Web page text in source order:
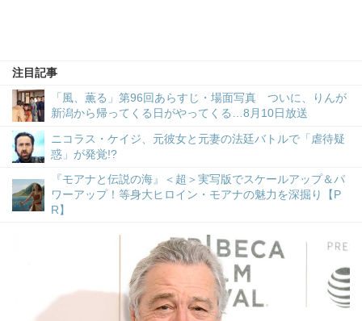
注目記事
「風、薫る」第96回あらすじ・場面写真 ついに、りんが
新潟から帰ってくる日がやってくる…8月10日放送
ニコラス・ケイジ、元彼女と元妻の法廷バトルで「虐待疑
惑」が発覚!?
『モアナと伝説の海』＜超＞実写版でスケールアップ＆パ
ワーアップ！等身大ヒロイン・モアナの魅力を深掘り【P
R】